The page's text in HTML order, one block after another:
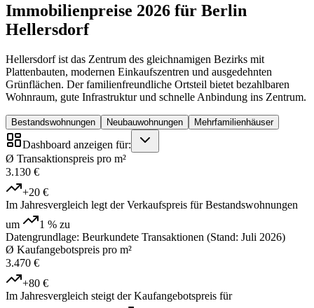
Immobilienpreise 2026 für Berlin
Hellersdorf
Hellersdorf ist das Zentrum des gleichnamigen Bezirks mit
Plattenbauten, modernen Einkaufszentren und ausgedehnten
Grünflächen. Der familienfreundliche Ortsteil bietet bezahlbaren
Wohnraum, gute Infrastruktur und schnelle Anbindung ins Zentrum.
Bestandswohnungen Neubauwohnungen Mehrfamilienhäuser
Dashboard anzeigen für:
Ø Transaktionspreis pro m²
3.130 €
+20 €
Im Jahresvergleich legt der Verkaufspreis für Bestandswohnungen
um
1 % zu
Datengrundlage: Beurkundete Transaktionen (Stand: Juli 2026)
Ø Kaufangebotspreis pro m²
3.470 €
+80 €
Im Jahresvergleich steigt der Kaufangebotspreis für